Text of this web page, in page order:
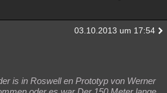
03.10.2013 um 17:54
is in Roswell en Prototyp von Werner